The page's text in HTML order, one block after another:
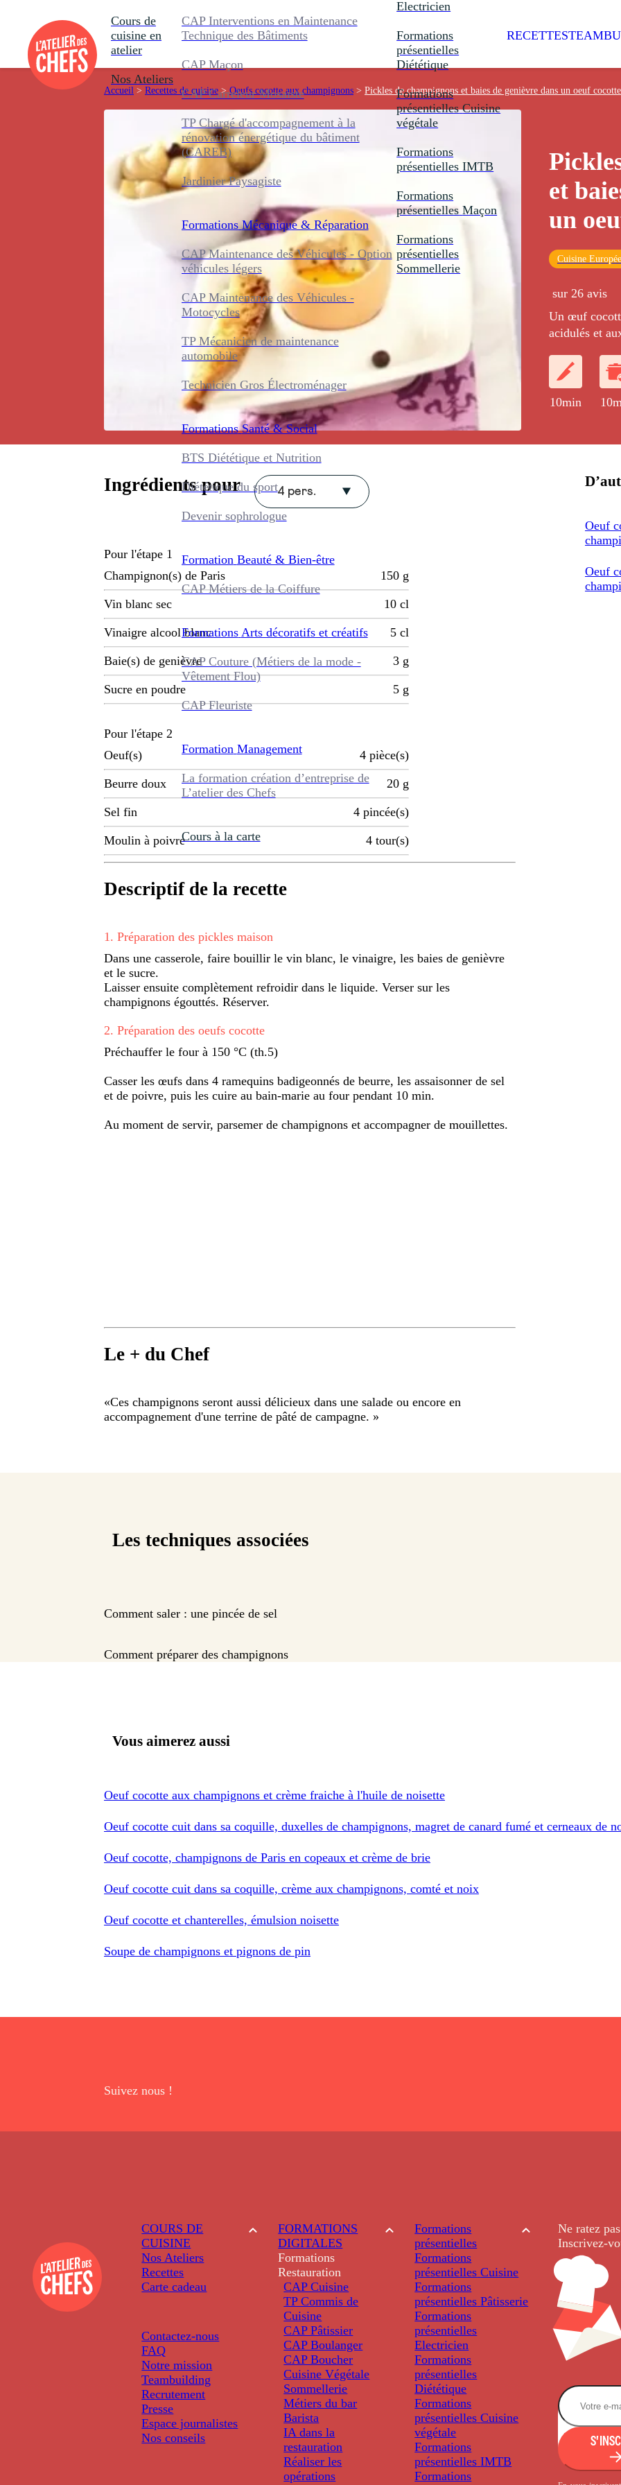
Cours de
cuisine en
atelier
Nos Ateliers
CAP Interventions en Maintenance
Technique des Bâtiments
CAP Maçon
CAP Carreleur Mosaïste
TP Chargé d'accompagnement à la
rénovation énergétique du bâtiment
(CAREB)
Jardinier Paysagiste
Formations Mécanique & Réparation
CAP Maintenance des Véhicules - Option
véhicules légers
CAP Maintenance des Véhicules -
Motocycles
TP Mécanicien de maintenance
automobile
Technicien Gros Électroménager
Formations Santé & Social
BTS Diététique et Nutrition
Diététique du sport
Devenir sophrologue
Formation Beauté & Bien-être
CAP Métiers de la Coiffure
Formations Arts décoratifs et créatifs
CAP Couture (Métiers de la mode -
Vêtement Flou)
CAP Fleuriste
Formation Management
La formation création d’entreprise de
L’atelier des Chefs
Cours à la carte
Electricien
Formations
présentielles
Diététique
Formations
présentielles Cuisine
végétale
Formations
présentielles IMTB
Formations
présentielles Maçon
Formations
présentielles
Sommellerie
RECETTES
Accueil > Recettes de cuisine > Oeufs cocotte aux champignons > Pickles de champignons et baies de genièvre dans un oeuf cocotte
et
un
Cuisine
sur 26 avis
Un œuf
acidulés et
10min
Ingrédients pour 4 pers.
Pour l'étape 1
Champignon(s) de Paris
150 g
Vin blanc sec 10 cl
Vinaigre alcool blanc 5 cl
Baie(s) de genièvre 3 g
Sucre en poudre 5 g
Pour l'étape 2
Oeuf(s)
4 pièce(s)
Beurre doux 20 g
Sel fin 4 pincée(s)
Moulin à poivre 4 tour(s)
Descriptif de la recette
1 . Préparation des pickles maison
Dans une casserole, faire bouillir le vin blanc, le vinaigre, les baies de genièvre
et le sucre.
Laisser ensuite complètement refroidir dans le liquide. Verser sur les
champignons égouttés. Réserver.
2. Préparation des oeufs cocotte
Préchauffer le four à 150 °C (th.5)
Casser les œufs dans 4 ramequins badigeonnés de beurre, les assaisonner de sel
et de poivre, puis les cuire au bain-marie au four pendant 10 min.
Au moment de servir, parsemer de champignons et accompagner de mouillettes.
Le + du Chef
«Ces champignons seront aussi délicieux dans une salade ou encore en
accompagnement d'une terrine de pâté de campagne. »
Oeuf
Oeuf
Les techniques associées
Comment saler : une pincée de sel
Comment préparer des champignons
Vous aimerez aussi
Oeuf cocotte aux champignons et crème fraiche à l'huile de noisette
Oeuf cocotte cuit dans sa coquille, duxelles de champignons, magret de canard fumé et cerneaux de
Oeuf cocotte, champignons de Paris en copeaux et crème de brie
Oeuf cocotte cuit dans sa coquille, crème aux champignons, comté et noix
Oeuf cocotte et chanterelles, émulsion noisette
Soupe de champignons et pignons de pin
Suivez nous !
COURS DE
CUISINE
Nos Ateliers
Recettes
Carte cadeau
Contactez-nous
FAQ
Notre mission
Teambuilding
Recrutement
Presse
Espace journalistes
Nos conseils
FORMATIONS
DIGITALES
Formations
Restauration
CAP Cuisine
TP Commis de
Cuisine
CAP Pâtissier
CAP Boulanger
CAP Boucher
Cuisine Végétale
Sommellerie
Métiers du bar
Barista
IA dans la
restauration
Réaliser les
opérations
Formations
présentielles
Formations
présentielles Cuisine
Formations
présentielles Pâtisserie
Formations
présentielles
Electricien
Formations
présentielles
Diététique
Formations
présentielles Cuisine
végétale
Formations
présentielles IMTB
Formations
Ne ratez
Inscrivez-